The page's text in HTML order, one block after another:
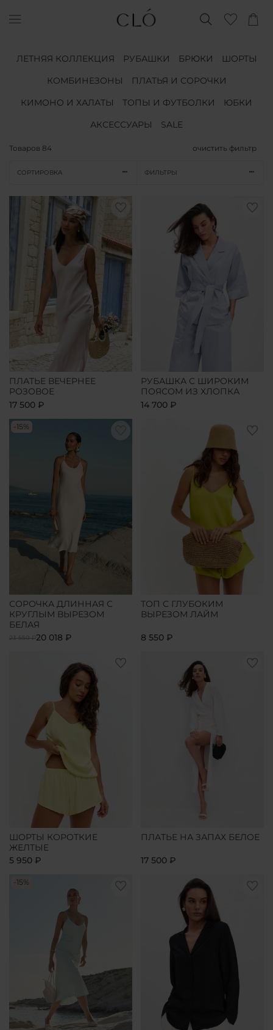
ЛЕТНЯЯ КОЛЛЕКЦИЯ РУБАШКИ БРЮКИ
ШОРТЫ
КОМБИНЕЗОНЫ
ПЛАТЬЯ И СОРОЧКИ
КИМОНО И ХАЛАТЫ
ТОПЫ И ФУТБОЛКИ
ЮБКИ
АКСЕССУАРЫ
SALE
Товаров 84 очистить фильтр
СОРТИРОВКА ФИЛЬТРЫ
ПЛАТЬЕ ВЕЧЕРНЕЕ
РОЗОВОЕ
17 500 ₽
РУБАШКА С ШИРОКИМ
ПОЯСОМ ИЗ ХЛОПКА
14 700 ₽
-15%
СОРОЧКА ДЛИННАЯ С
КРУГЛЫМ ВЫРЕЗОМ
БЕЛАЯ
23 550 ₽20 018 ₽
ТОП С ГЛУБОКИМ
ВЫРЕЗОМ ЛАЙМ
8 550 ₽
ШОРТЫ КОРОТКИЕ
ЖЕЛТЫЕ
5 950 ₽
ПЛАТЬЕ НА ЗАПАХ БЕЛОЕ
17 500 ₽
-15%